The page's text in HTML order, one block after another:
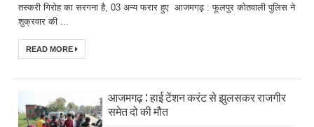
तस्करी गिरोह का सरगना है, 03 अन्य फरार हुए आजमगढ़ : फूलपुर कोतवाली पुलिस ने
शुक्रवार की ...
READ MORE
आजमगढ़ : हाई टेंशन करंट से झुलसकर राजगीर
समेत दो की मौत